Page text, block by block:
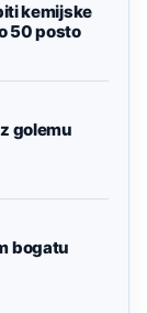
kemijske
50 posto
golemu
bogatu